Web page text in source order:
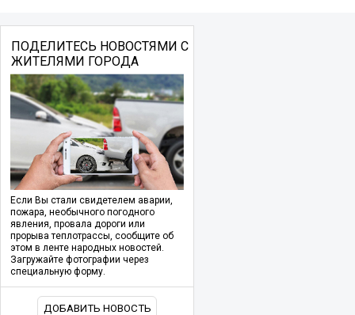
ПОДЕЛИТЕСЬ НОВОСТЯМИ С
ЖИТЕЛЯМИ ГОРОДА
Если Вы стали свидетелем аварии,
пожара, необычного погодного
явления, провала дороги или
прорыва теплотрассы, сообщите об
этом в ленте народных новостей.
Загружайте фотографии через
специальную форму.
ДОБАВИТЬ НОВОСТЬ